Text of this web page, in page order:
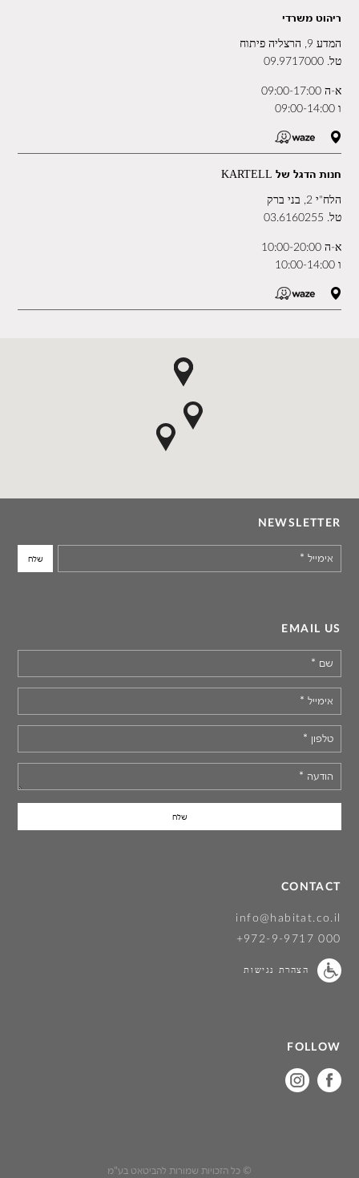
ריהוט משרדי
המדע 9, הרצליה פיתוח
טל.09.9717000
א-ה 09:00-17:00
ו 09:00-14:00
חנות הדגל של KARTELL
הלח"י 2, בני ברק
טל. 03.6160255
א-ה 10:00-20:00
ו 10:00-14:00
NEWSLETTER
אימייל *
EMAIL US
שם *
אימייל *
טלפון *
הודעה *
CONTACT
info@habitat.co.il
+972-9-9717 000
הצהרת נגישות
FOLLOW
on
on
© כל הזכויות שמורות להביטאט בע"מ